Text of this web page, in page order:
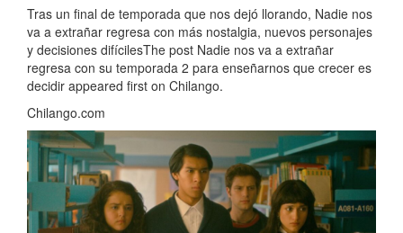
Tras un final de temporada que nos dejó llorando, Nadie nos
va a extrañar regresa con más nostalgia, nuevos personajes
y decisiones difícilesThe post Nadie nos va a extrañar
regresa con su temporada 2 para enseñarnos que crecer es
decidir appeared first on Chilango.
Chilango.com